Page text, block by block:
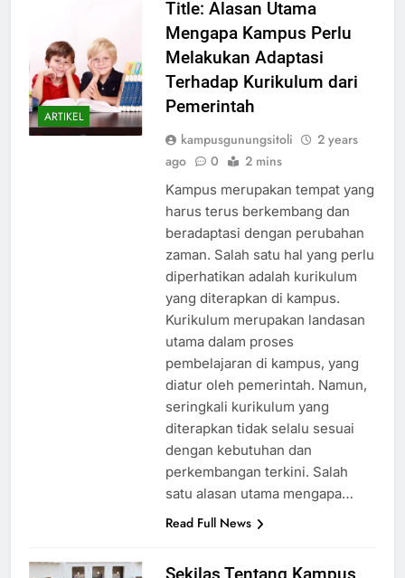
ARTIKEL
Title: Alasan Utama
Mengapa Kampus Perlu
Melakukan Adaptasi
Terhadap Kurikulum dari
Pemerintah
kampusgunungsitoli
2 years
ago
0 2 mins
Kampus merupakan tempat yang
harus terus berkembang dan
beradaptasi dengan perubahan
zaman. Salah satu hal yang perlu
diperhatikan adalah kurikulum
yang diterapkan di kampus.
Kurikulum merupakan landasan
utama dalam proses
pembelajaran di kampus, yang
diatur oleh pemerintah. Namun,
seringkali kurikulum yang
diterapkan tidak selalu sesuai
dengan kebutuhan dan
perkembangan terkini. Salah
satu alasan utama mengapa…
Read Full News